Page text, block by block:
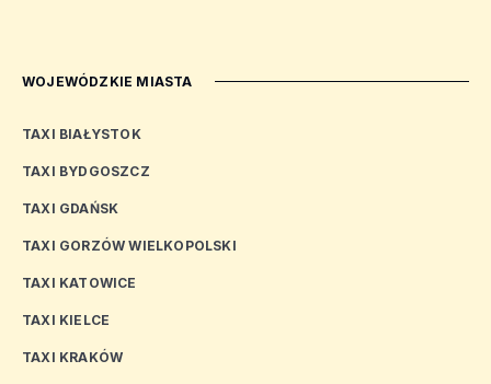
WOJEWÓDZKIE MIASTA
TAXI BIAŁYSTOK
TAXI BYDGOSZCZ
TAXI GDAŃSK
TAXI GORZÓW WIELKOPOLSKI
TAXI KATOWICE
TAXI KIELCE
TAXI KRAKÓW